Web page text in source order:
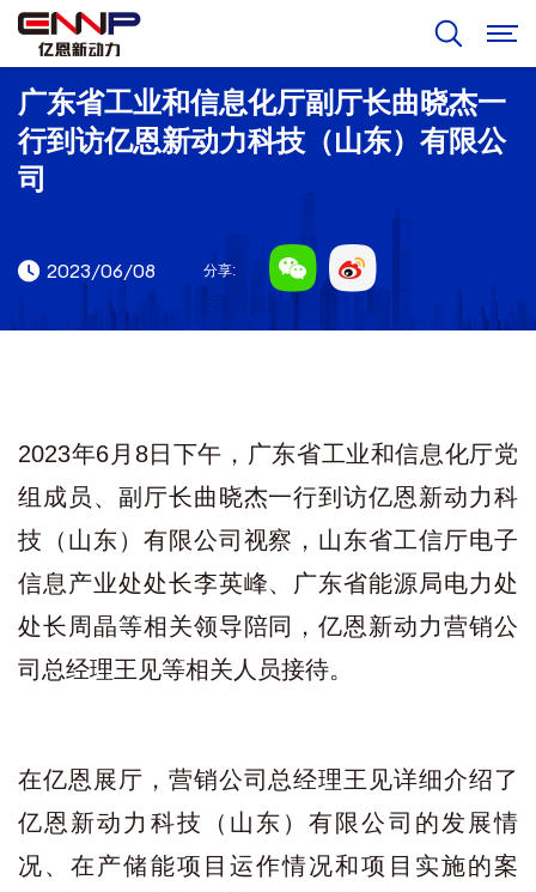
广东省工业和信息化厅副厅长曲晓杰一
行到访亿恩新动力科技（山东）有限公
司
2023/06/08 分享:
2023年6月8日下午，广东省工业和信息化厅党
组成员、副厅长曲晓杰一行到访亿恩新动力科
技（山东）有限公司视察，山东省工信厅电子
信息产业处处长李英峰、广东省能源局电力处
处长周晶等相关领导陪同，亿恩新动力营销公
司总经理王见等相关人员接待。
在亿恩展厅，营销公司总经理王见详细介绍了
亿恩新动力科技（山东）有限公司的发展情
况、在产储能项目运作情况和项目实施的案